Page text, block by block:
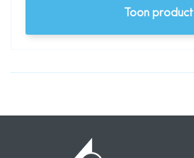
Toon product